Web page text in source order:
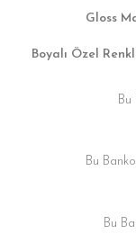
Gloss
Boyalı Özel
Bu
Bu